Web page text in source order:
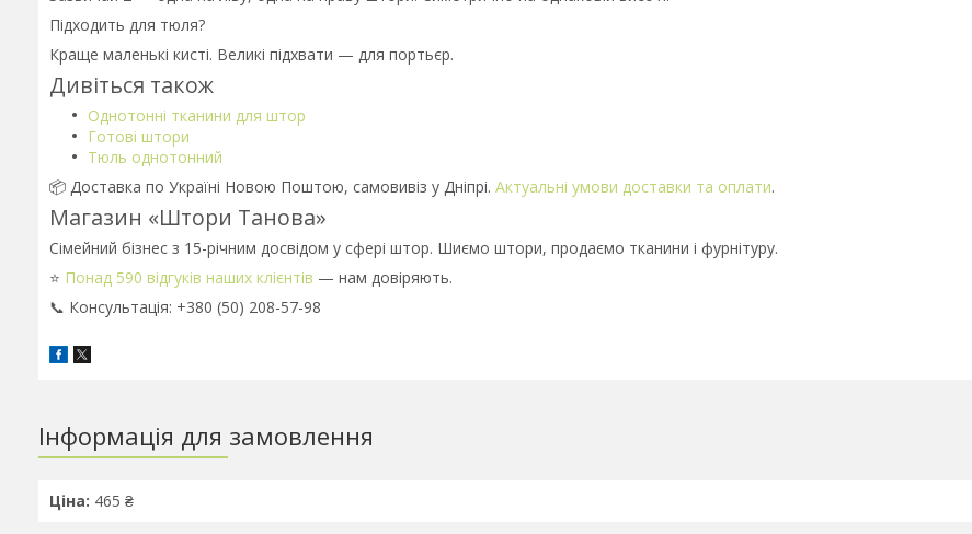
Підходить для тюля?
Краще маленькі кисті. Великі підхвати — для портьєр.
Дивіться також
Однотонні тканини для штор
Готові штори
Тюль однотонний
📦 Доставка по Україні Новою Поштою, самовивіз у Дніпрі. Актуальні умови доставки та оплати.
Магазин «Штори Танова»
Сімейний бізнес з 15-річним досвідом у сфері штор. Шиємо штори, продаємо тканини і фурнітуру.
⭐ Понад 590 відгуків наших клієнтів — нам довіряють.
📞 Консультація: +380 (50) 208-57-98
Інформація для замовлення
Ціна: 465 ₴